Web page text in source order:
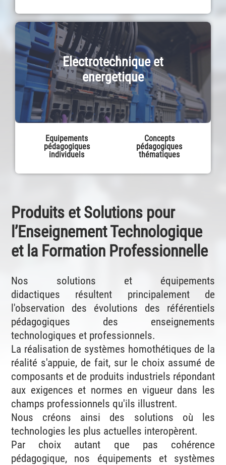
Electrotechnique et
energetique
Equipements
pédagogiques
individuels
Concepts
pédagogiques
thématiques
Produits et Solutions pour
l’Enseignement Technologique
et la Formation Professionnelle
Nos solutions et équipements
didactiques résultent principalement de
l'observation des évolutions des référentiels
pédagogiques des enseignements
technologiques et professionnels.
La réalisation de systèmes homothétiques de la
réalité s'appuie, de fait, sur le choix assumé de
composants et de produits industriels répondant
aux exigences et normes en vigueur dans les
champs professionnels qu'ils illustrent.
Nous créons ainsi des solutions où les
technologies les plus actuelles interopèrent.
Par choix autant que pas cohérence
pédagogique, nos équipements et systèmes